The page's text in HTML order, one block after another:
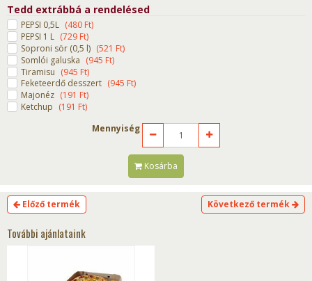
Tedd extrábbá a rendelésed
PEPSI 0,5L (480 Ft)
PEPSI 1 L (729 Ft)
Soproni sör (0,5 l) (521 Ft)
Somlói galuska (945 Ft)
Tiramisu (945 Ft)
Feketeerdő desszert (945 Ft)
Majonéz (191 Ft)
Ketchup (191 Ft)
Mennyiség
Kosárba
Előző termék Következő termék
További ajánlataink